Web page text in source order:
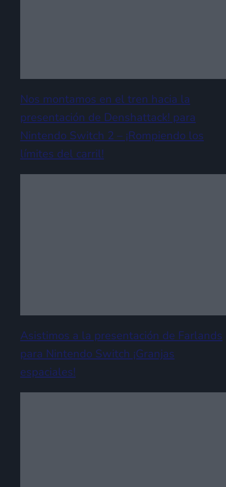
Nos montamos en el tren hacia la
presentación de Denshattack! para
Nintendo Switch 2 – ¡Rompiendo los
límites del carril!
Asistimos a la presentación de Farlands
para Nintendo Switch ¡Granjas
espaciales!